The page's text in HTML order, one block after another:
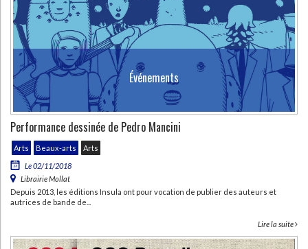
Événements
Performance dessinée de Pedro Mancini
Arts Beaux-arts
Arts
Le 02/11/2018
Librairie Mollat
Depuis 2013, les éditions Insula ont pour vocation de publier des auteurs et
autrices de bande de...
Lire la suite